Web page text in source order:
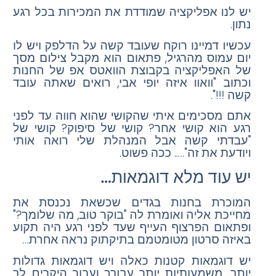
יש לנו אפליקציה שמודדת את המכירות בכל רגע
נתון.
עכשיו דמיינו רוקח שעובד קשה על הדלפק ויש לו
יום עמוס מהרגיל, פתאום הוא מקבל צילום מסך
של האפליקציה בקבוצת הוואטס אפ של החנות
וכתוב "וואוו איזה יופי אבי, רואים שאתה עובד
קשה !!!".
אתם מסכימים איתי שהקושי שהוא חווה עד לפני
רגע הוא קושי אחר? קושי של סיפוק? קושי של
"עבדתי קשה אבל המנהלת שלי רואה אותי
ויודעת את זה"….. ככה פשוט.
יש עוד מלא דוגמאות…
המוכרת בחנות בגדים שכשאת נכנסת את
מחייכת אליה ואומרת לה "בוקר טוב, מה שלומך?"
ופתאום הפרצוף העייף שעד לפני רגע היה תקוע
באיזה סרטון מטומטמם בתיקתוק נראה אחרת…
יש דוגמאות קטנות כאלה ויש דוגמאות גדולות